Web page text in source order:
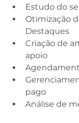
Estudo do
Otimização
Destaques
Criação de
apoio
pago
Análise de